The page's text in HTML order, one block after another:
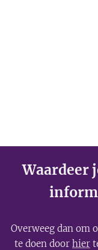
Waardeer
Overweeg dan om
te doen door hier